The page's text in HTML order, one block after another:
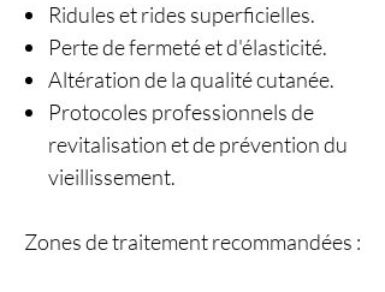
Ridules et rides superficielles.
Perte de fermeté et d'élasticité.
Altération de la qualité cutanée.
Protocoles professionnels de
revitalisation et de prévention du
vieillissement.
Zones de traitement recommandées :